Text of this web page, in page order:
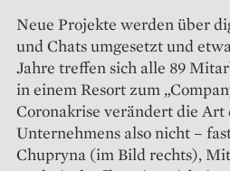
Neue Projekte werden über
und Chats umgesetzt und
Jahre treffen sich alle 89
in einem Resort zum
Coronakrise verändert die Art
Unternehmens also nicht –
Chupryna (im Bild rechts),